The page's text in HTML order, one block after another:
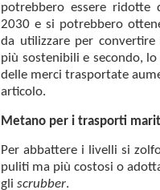
potrebbero essere
2030 e si potrebbero
da utilizzare per
più sostenibili e secondo,
delle merci trasportate
articolo.
Metano per i trasporti
Per abbattere i livelli si
puliti ma più costosi o
gli scrubber.